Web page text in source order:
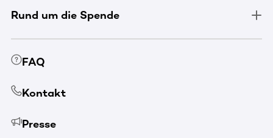
Rund um die Spende
FAQ
Kontakt
Presse